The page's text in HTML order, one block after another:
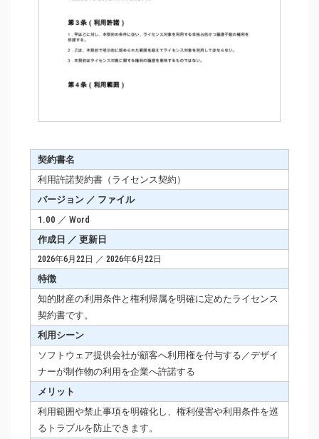
契約書名
利用許諾契約書（ライセンス契約）
バージョン ／ ファイル
1.00 ／ Word
作成日 ／ 更新日
2026年6月22日 ／ 2026年6月22日
特徴
知的財産の利用条件と権利帰属を明確に定めたライセンス
契約書です。
利用シーン
ソフトウェア提供会社が顧客へ利用権を付与する／デザイ
ナーが制作物の利用を企業へ許諾する
メリット
利用範囲や禁止事項を明確化し、権利侵害や利用条件を巡
るトラブルを防止できます。